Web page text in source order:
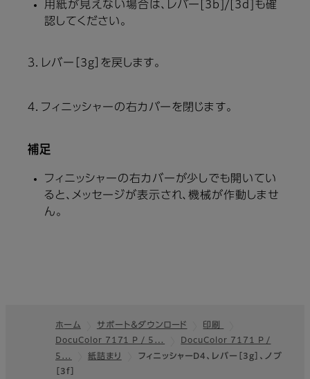
用紙が見えない場合は、レバー[3b]/[3d]も確
認してください。
３．レバー［3g］を戻します。
４．フィニッシャーの右カバーを閉じます。
補足
フィニッシャーの右カバーが少しでも開いてい
ると、メッセージが表示され、機械が作動しませ
ん。
フッター
ホーム サポート＆ダウンロード
印刷
DocuColor 7171 P / 5…
DocuColor 7171 P /
5…
紙詰まり
フィニッシャーD4、レバー［3g］、ノブ
［3f］